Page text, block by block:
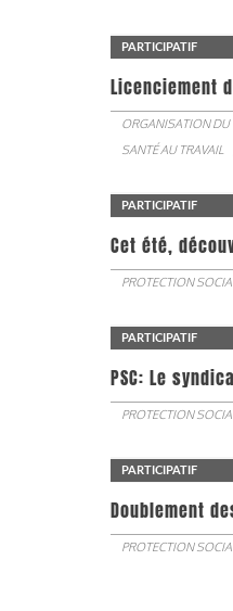
PARTICIPATIF
Licenciement
ORGANISATION DU
SANTÉ AU TRAVAIL
PARTICIPATIF
Cet été,
PROTECTION
PARTICIPATIF
PSC: Le
PROTECTION
PARTICIPATIF
Doublement
PROTECTION